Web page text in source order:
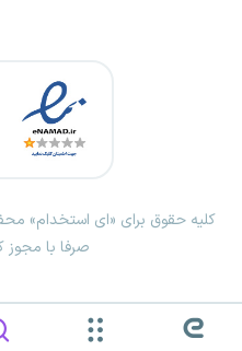
کلیه حقوق برای «ای استخدام»
صرفا با